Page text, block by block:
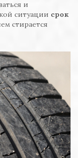
и
ситуации срок
стирается